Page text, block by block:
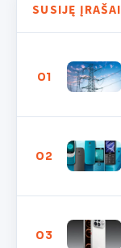
SUSIJĘ ĮRAŠAI
01
02
03